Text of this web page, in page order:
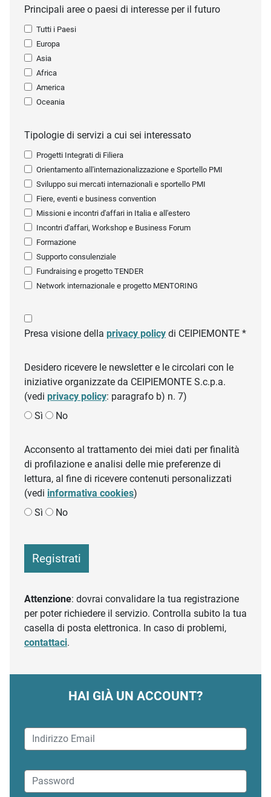
Principali aree o paesi di interesse per il futuro
Tutti i Paesi
Europa
Asia
Africa
America
Oceania
Tipologie di servizi a cui sei interessato
Progetti Integrati di Filiera
Orientamento all'internazionalizzazione e Sportello PMI
Sviluppo sui mercati internazionali e sportello PMI
Fiere, eventi e business convention
Missioni e incontri d'affari in Italia e all'estero
Incontri d'affari, Workshop e Business Forum
Formazione
Supporto consulenziale
Fundraising e progetto TENDER
Network internazionale e progetto MENTORING
Presa visione della privacy policy di CEIPIEMONTE *
Desidero ricevere le newsletter e le circolari con le
iniziative organizzate da CEIPIEMONTE S.c.p.a.
(vedi privacy policy: paragrafo b) n. 7)
Sì
No
Acconsento al trattamento dei miei dati per finalità
di profilazione e analisi delle mie preferenze di
lettura, al fine di ricevere contenuti personalizzati
(vedi informativa cookies)
Sì
No
Registrati
Attenzione: dovrai convalidare la tua registrazione
per poter richiedere il servizio. Controlla subito la tua
casella di posta elettronica. In caso di problemi,
contattaci.
HAI GIÀ UN ACCOUNT?